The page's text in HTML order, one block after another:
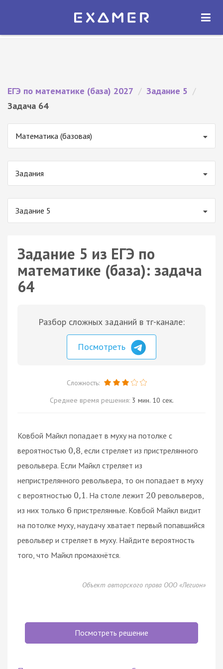
Экзамер — ЕГЭ 2027
ОТКРЫТЬ
ЕГЭ по математике (база) 2027 / Задание 5 /
Задача 64
Математика (базовая)
Задания
Задание 5
Задание 5 из ЕГЭ по
математике (база): задача
64
Разбор сложных заданий в тг-канале:
Посмотреть
Сложность:
Среднее время решения: 3 мин. 10 сек.
Ковбой Майкл попадает в муху на потолке с
вероятностью 0,8 , если стреляет из пристрелянного
револьвера. Если Майкл стреляет из
непристрелянного револьвера, то он попадает в муху
с вероятностью 0,1 . На столе лежит 20 револьверов,
из них только 6 пристрелянные. Ковбой Майкл видит
на потолке муху, наудачу хватает первый попавшийся
револьвер и стреляет в муху. Найдите вероятность
того, что Майкл промахнётся.
Объект авторского права ООО «Легион»
Посмотреть решение